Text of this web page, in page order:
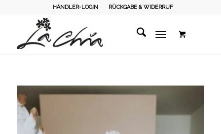
HÄNDLER-LOGIN RÜCKGABE & WIDERRUF